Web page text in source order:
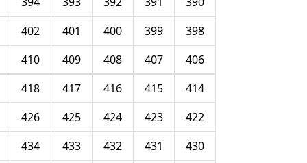
398
399
400
401
402
406
407
408
409
410
414
415
416
417
418
422
423
424
425
426
430
431
432
433
434